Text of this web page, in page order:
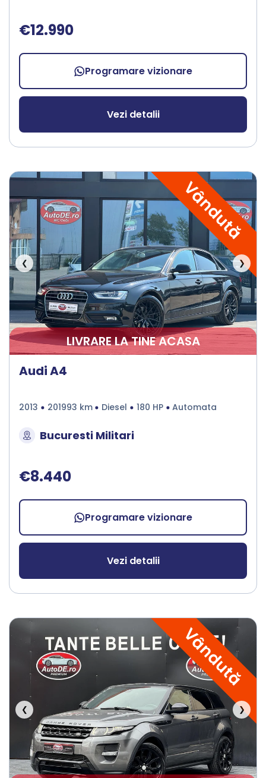
€12.990
Programare vizionare
Vezi detalii
Vândută
❮ ❯
LIVRARE LA TINE ACASA
Audi A4
2013 201993 km Diesel 180 HP Automata
Bucuresti Militari
€8.440
Programare vizionare
Vezi detalii
Vândută
❮ ❯